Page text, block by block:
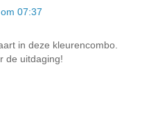
07:37
in deze kleurencombo.
de uitdaging!